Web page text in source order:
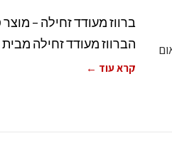
ברווז מעודד זחילה –
הברווז מעודד זחילה
קרא עוד ←